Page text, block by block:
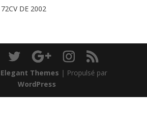
DE 2002
Elegant Themes | Propulsé par
WordPress